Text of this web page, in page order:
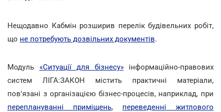
Нещодавно Кабмін розширив перелік будівельних робіт,
що не потребують дозвільних документів.
Модуль «Ситуації для бізнесу»інформаційно-правових
систем ЛІГА:ЗАКОН містить практичні матеріали,
пов'язані з організацією бізнес-процесів, наприклад, при
переплануванні приміщень, переведенні житлового